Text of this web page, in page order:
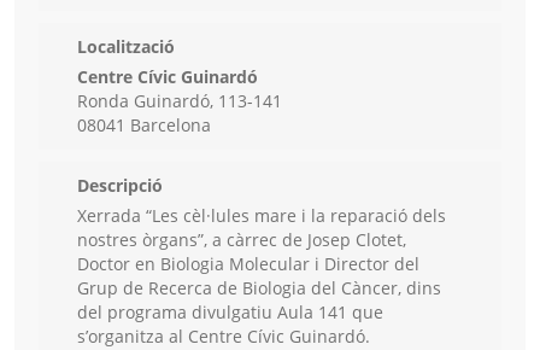
Localització
Centre Cívic Guinardó
Ronda Guinardó, 113-141
08041 Barcelona
Descripció
Xerrada “Les cèl·lules mare i la reparació dels
nostres òrgans”, a càrrec de Josep Clotet,
Doctor en Biologia Molecular i Director del
Grup de Recerca de Biologia del Càncer, dins
del programa divulgatiu Aula 141 que
s’organitza al Centre Cívic Guinardó.